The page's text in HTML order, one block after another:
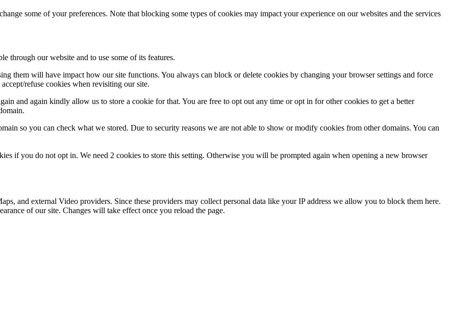
some of your preferences. Note that blocking some types of cookies may impact your experience on our websites and the services
through our website and to use some of its features.
them will have impact how our site functions. You always can block or delete cookies by changing your browser settings and force
refuse cookies when revisiting our site.
and again kindly allow us to store a cookie for that. You are free to opt out any time or opt in for other cookies to get a better
so you can check what we stored. Due to security reasons we are not able to show or modify cookies from other domains. You can
if you do not opt in. We need 2 cookies to store this setting. Otherwise you will be prompted again when opening a new browser
and external Video providers. Since these providers may collect personal data like your IP address we allow you to block them here.
of our site. Changes will take effect once you reload the page.